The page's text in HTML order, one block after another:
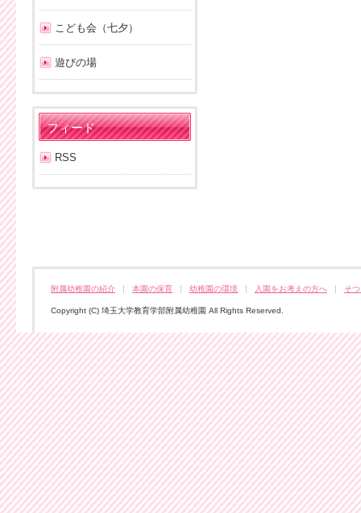
こども会（七夕）
遊びの場
フィード
RSS
附属幼稚園の紹介 本園の保育 幼稚園の環境 入園をお考えの方へ そ
Copyright (C) 埼玉大学教育学部附属幼稚園 All Rights Reserved.